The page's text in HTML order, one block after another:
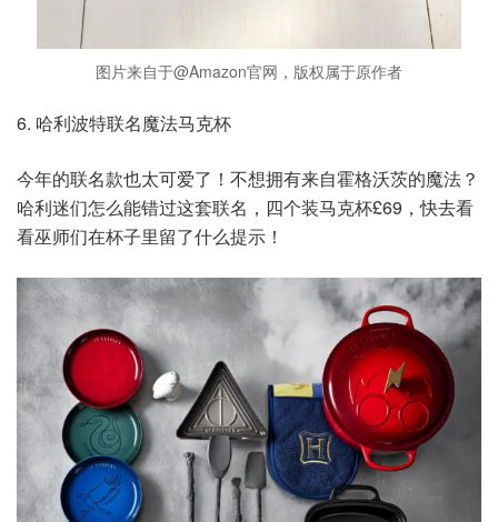
图片来自于@Amazon官网，版权属于原作者
6. 哈利波特联名魔法马克杯
今年的联名款也太可爱了！不想拥有来自霍格沃茨的魔法？
哈利迷们怎么能错过这套联名，四个装马克杯£69，快去看
看巫师们在杯子里留了什么提示！